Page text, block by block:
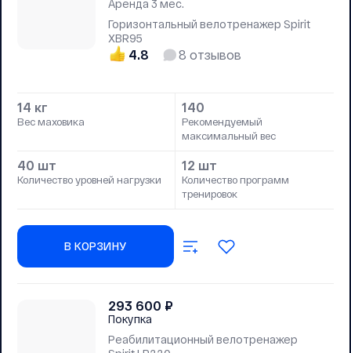
Аренда 3 мес.
Горизонтальный велотренажер Spirit
XBR95
4.8 8 отзывов
14 кг
Вес маховика
140
Рекомендуемый
максимальный вес
40 шт
Количество уровней нагрузки
12 шт
Количество программ
тренировок
В КОРЗИНУ
293 600 ₽
Покупка
Реабилитационный велотренажер